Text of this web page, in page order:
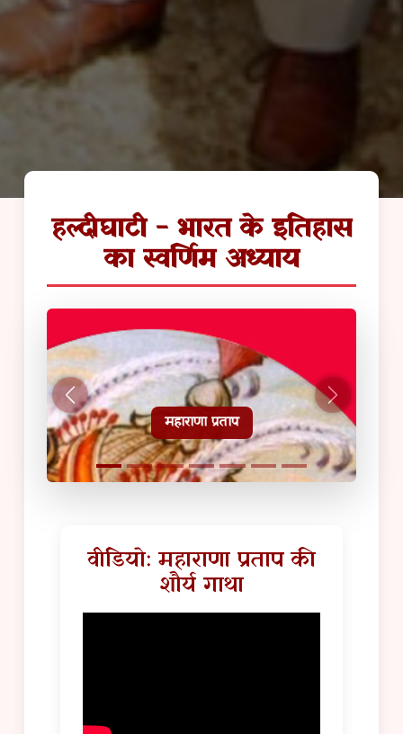
हल्दीघाटी - भारत के इतिहास
का स्वर्णिम अध्याय
हल्दीघाटी टूरिस्ट गाइड
वीडियो: महाराणा प्रताप की
शौर्य गाथा